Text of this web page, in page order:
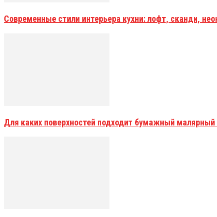
Современные стили интерьера кухни: лофт, сканди,
Для каких поверхностей подходит бумажный малярный